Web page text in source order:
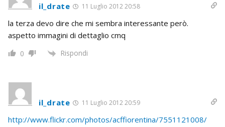
il_drate 11 Luglio 2012 20:58
la terza devo dire che mi sembra interessante però.
aspetto immagini di dettaglio cmq
0 Rispondi
il_drate 11 Luglio 2012 20:59
http://www.flickr.com/photos/acffiorentina/7551121008/